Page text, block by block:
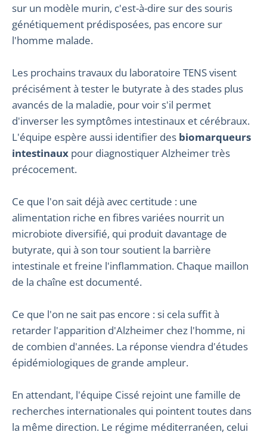
sur un modèle murin, c'est-à-dire sur des souris
génétiquement prédisposées, pas encore sur
l'homme malade.
Les prochains travaux du laboratoire TENS visent
précisément à tester le butyrate à des stades plus
avancés de la maladie, pour voir s'il permet
d'inverser les symptômes intestinaux et cérébraux.
L'équipe espère aussi identifier des biomarqueurs
intestinaux pour diagnostiquer Alzheimer très
précocement.
Ce que l'on sait déjà avec certitude : une
alimentation riche en fibres variées nourrit un
microbiote diversifié, qui produit davantage de
butyrate, qui à son tour soutient la barrière
intestinale et freine l'inflammation. Chaque maillon
de la chaîne est documenté.
Ce que l'on ne sait pas encore : si cela suffit à
retarder l'apparition d'Alzheimer chez l'homme, ni
de combien d'années. La réponse viendra d'études
épidémiologiques de grande ampleur.
En attendant, l'équipe Cissé rejoint une famille de
recherches internationales qui pointent toutes dans
la même direction. Le régime méditerranéen, celui